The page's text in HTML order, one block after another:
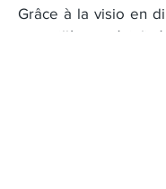
Grâce à la visio en
conseillère